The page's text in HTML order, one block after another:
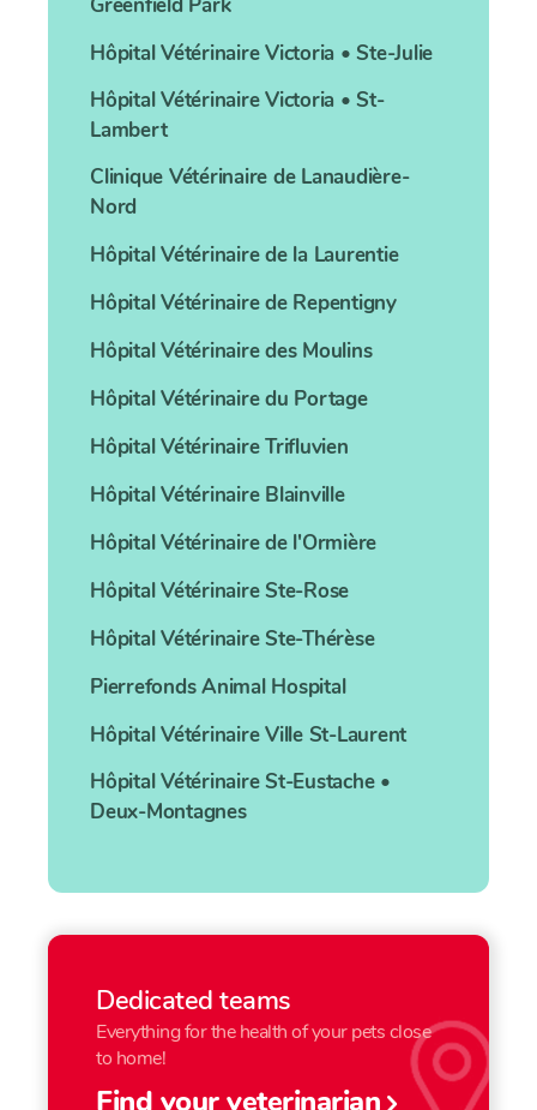
Hôpital Vétérinaire Victoria • Ste-Julie
Hôpital Vétérinaire Victoria • St-
Lambert
Clinique Vétérinaire de Lanaudière-
Nord
Hôpital Vétérinaire de la Laurentie
Hôpital Vétérinaire de Repentigny
Hôpital Vétérinaire des Moulins
Hôpital Vétérinaire du Portage
Hôpital Vétérinaire Trifluvien
Hôpital Vétérinaire Blainville
Hôpital Vétérinaire de l'Ormière
Hôpital Vétérinaire Ste-Rose
Hôpital Vétérinaire Ste-Thérèse
Pierrefonds Animal Hospital
Hôpital Vétérinaire Ville St-Laurent
Hôpital Vétérinaire St-Eustache •
Deux-Montagnes
Dedicated teams
Everything for the health of your pets close
to home!
Find your veterinarian